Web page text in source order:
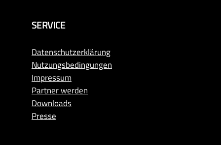
SERVICE
Datenschutzerklärung
Nutzungsbedingungen
Impressum
Partner werden
Downloads
Presse